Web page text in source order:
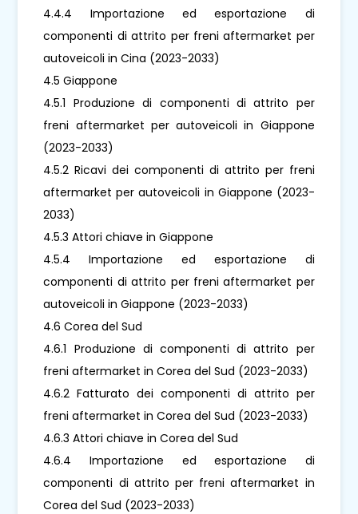
4.4.4 Importazione ed esportazione di
componenti di attrito per freni aftermarket per
autoveicoli in Cina (2023-2033)
4.5 Giappone
4.5.1 Produzione di componenti di attrito per
freni aftermarket per autoveicoli in Giappone
(2023-2033)
4.5.2 Ricavi dei componenti di attrito per freni
aftermarket per autoveicoli in Giappone (2023-
2033)
4.5.3 Attori chiave in Giappone
4.5.4 Importazione ed esportazione di
componenti di attrito per freni aftermarket per
autoveicoli in Giappone (2023-2033)
4.6 Corea del Sud
4.6.1 Produzione di componenti di attrito per
freni aftermarket in Corea del Sud (2023-2033)
4.6.2 Fatturato dei componenti di attrito per
freni aftermarket in Corea del Sud (2023-2033)
4.6.3 Attori chiave in Corea del Sud
4.6.4 Importazione ed esportazione di
componenti di attrito per freni aftermarket in
Corea del Sud (2023-2033)